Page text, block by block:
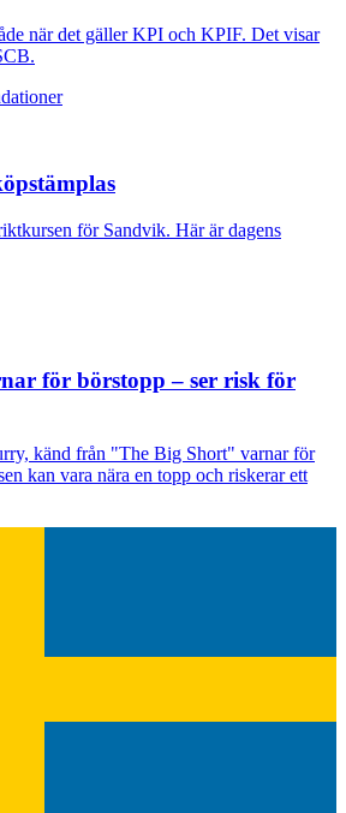
när det gäller KPI och KPIF. Det visar
för Sandvik. Här är dagens
för börstopp – ser risk för
känd från "The Big Short" varnar för
kan vara nära en topp och riskerar ett